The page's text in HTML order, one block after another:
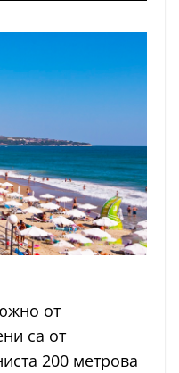
от
са от
200 метрова